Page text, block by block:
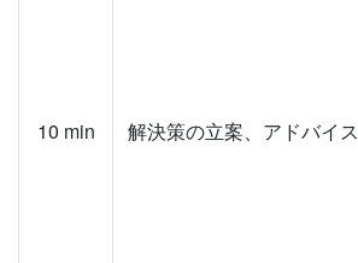
10 min 解決策の立案、アドバイス